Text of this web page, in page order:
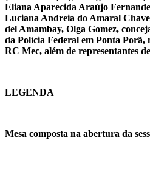
Eliana Aparecida Araújo
Luciana Andreia do Amaral
del Amambay, Olga Gomez,
da Polícia Federal em Ponta Porã,
RC Mec, além de representantes
LEGENDA
Mesa composta na abertura da